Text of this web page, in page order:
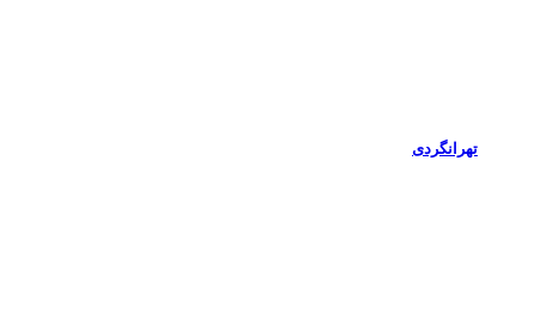
تهرانگردی